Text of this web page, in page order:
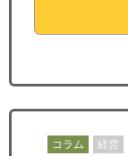
経済ニュース
コラム 経営